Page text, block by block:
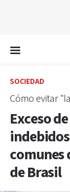
SOCIEDAD
Cómo evitar
Exceso
comunes
de Brasil